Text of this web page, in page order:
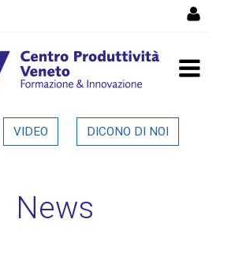
Coronavirus -
VIDEO DICONO DI NOI
News